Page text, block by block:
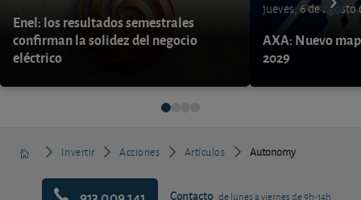
Enel: los resultados semestrales
confirman la solidez del negocio
eléctrico
jueves, 6 de agosto
AXA: Nuevo
2029
Invertir Acciones Artículos Autonomy
Contacto de lunes a viernes de 9h-14h